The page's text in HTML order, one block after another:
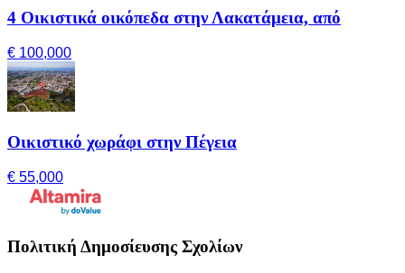
4 Οικιστικά οικόπεδα στην Λακατάμεια, από
€ 100,000
Οικιστικό χωράφι στην Πέγεια
€ 55,000
Πολιτική Δημοσίευσης Σχολίων